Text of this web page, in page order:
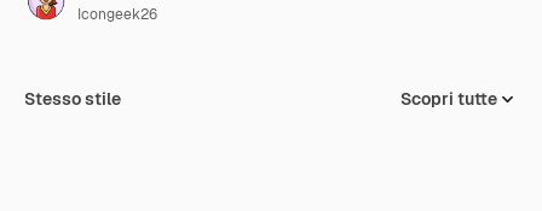
Icongeek26
Stesso stile Scopri tutte